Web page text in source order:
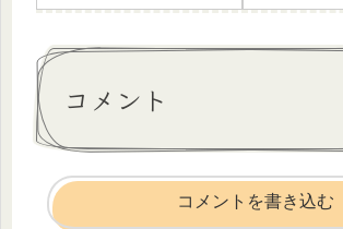
コメント
コメントを書き込む